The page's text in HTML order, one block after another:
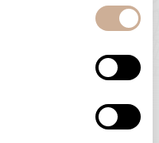
Moreškanti – sjena
€Raspon
od
75,00 €
ODABERI OPCIJE